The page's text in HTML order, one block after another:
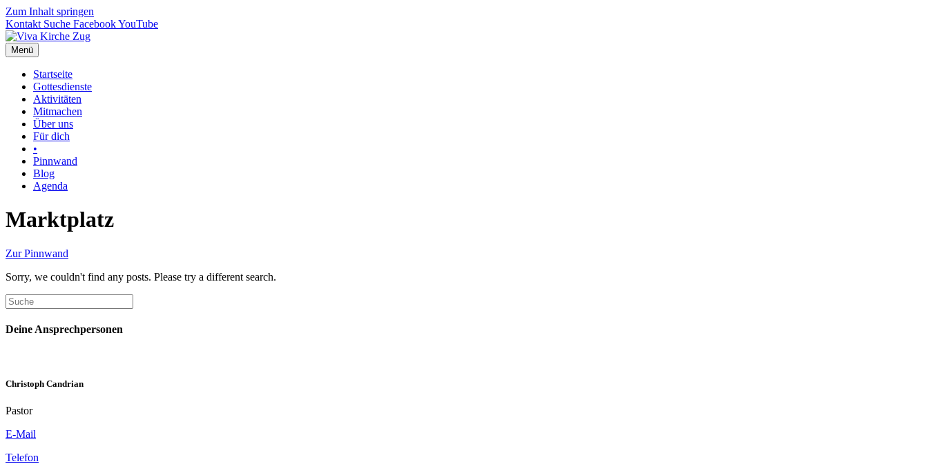
Zum Inhalt springen
Kontakt Suche FacebookYouTube
Menü
Startseite
Gottesdienste
Aktivitäten
Mitmachen
Über uns
Für dich
•
Pinnwand
Blog
Agenda
Marktplatz
Zur Pinnwand
Sorry, we couldn't find any posts. Please try a different search.
Deine Ansprechpersonen
Christoph Candrian
Pastor
E-Mail
Telefon